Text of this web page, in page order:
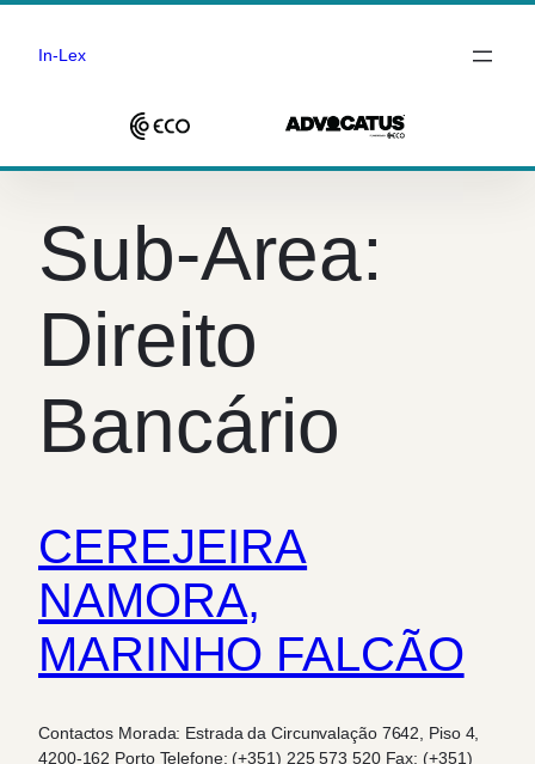
Saltar
conteúdo
In-Lex
Sub-Area:
Direito
Bancário
CEREJEIRA
NAMORA,
MARINHO FALCÃO
Contactos Morada: Estrada da Circunvalação 7642, Piso 4,
4200-162 Porto Telefone: (+351) 225 573 520 Fax: (+351)